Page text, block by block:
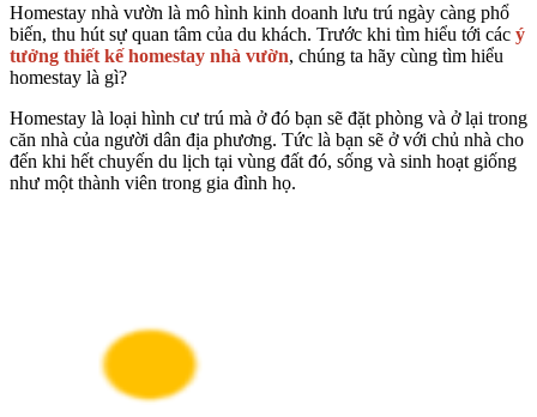
Homestay nhà vườn là mô hình kinh doanh lưu trú ngày càng phổ
biến, thu hút sự quan tâm của du khách. Trước khi tìm hiểu tới các ý
tưởng thiết kế homestay nhà vườn, chúng ta hãy cùng tìm hiểu
homestay là gì?
Homestay là loại hình cư trú mà ở đó bạn sẽ đặt phòng và ở lại trong
căn nhà của người dân địa phương. Tức là bạn sẽ ở với chủ nhà cho
đến khi hết chuyến du lịch tại vùng đất đó, sống và sinh hoạt giống
như một thành viên trong gia đình họ.